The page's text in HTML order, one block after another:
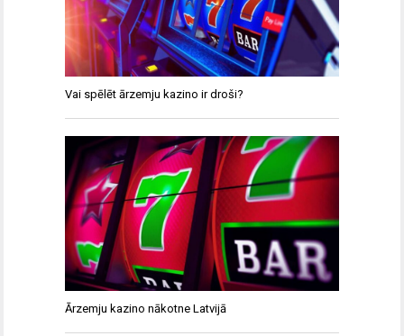
Vai spēlēt ārzemju kazino ir droši?
Ārzemju kazino nākotne Latvijā